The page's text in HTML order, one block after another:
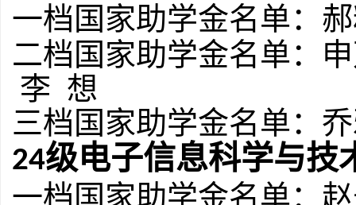
一档国家助学金名单：
二档国家助学金名单：
李 想
三档国家助学金名单：
24级电子信息科学与技
一档国家助学金名单：